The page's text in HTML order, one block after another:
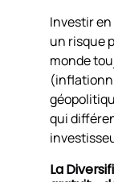
Investir
un risque
monde
qui
La